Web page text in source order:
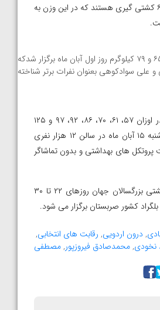
محمدصادق فیروزپور ۶ کشتی گیری هستند که در این وزن به
رقابت های انتخابی اوزان ۶۵ و ۷۹ کیلوگرم روز اول آبان ماه برگزار شدکه
و علی سوادکوهی بعنوان نفرات برتر شناخته
رقابت های انتخابی در اوزان ۵۷، ۶۱، ۷۰، ۸۶، ۹۲، ۹۷ و ۱۲۵
کیلوگرم نیز روز پنج شنبه ۱۵ آبان ماه در سالن ۱۲ هزار نفری
پروتکل های بهداشتی و بدون تماشاگر
رقابت های جهانی کشتی بزرگسالان جهان روزهای ۲۲ تا ۳۰
بلگراد کشور صربستان برگزار می شود.
, درون اردویی, رقابت های انتخابی,
نخودی,محمدصادق فیروزپور,مصطفی